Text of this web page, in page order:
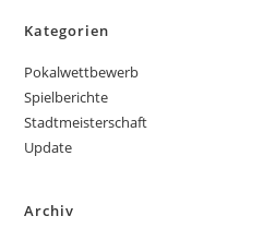
Kategorien
Pokalwettbewerb
Spielberichte
Stadtmeisterschaft
Update
Archiv